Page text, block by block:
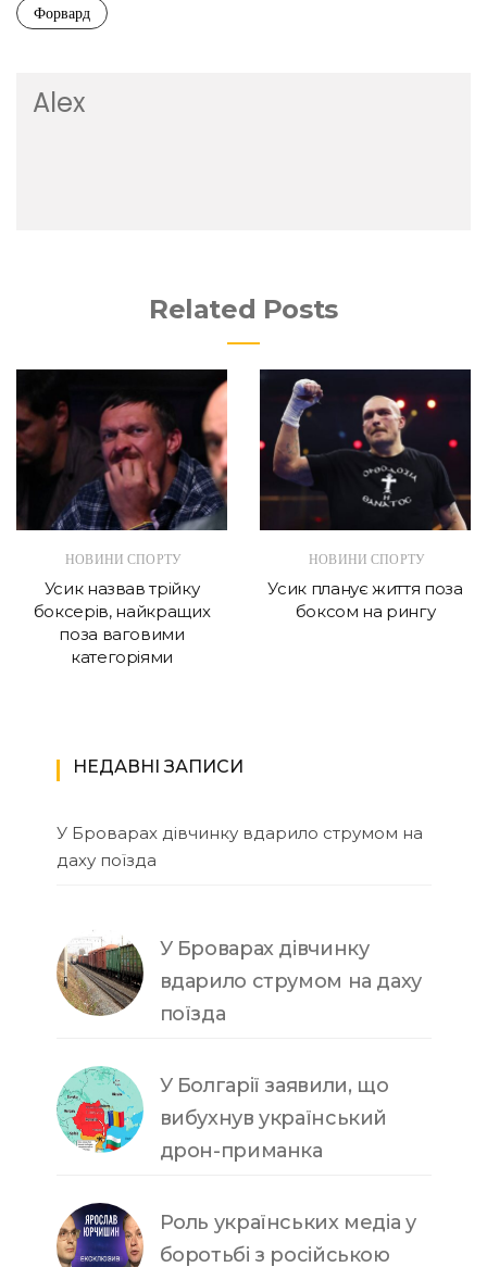
Форвард
Alex
Related Posts
НОВИНИ СПОРТУ
Усик назвав трійку
боксерів, найкращих
поза ваговими
категоріями
НОВИНИ СПОРТУ
Усик планує життя поза
боксом на рингу
НЕДАВНІ ЗАПИСИ
У Броварах дівчинку вдарило струмом на
даху поїзда
У Броварах дівчинку
вдарило струмом на даху
поїзда
У Болгарії заявили, що
вибухнув український
дрон-приманка
Роль українських медіа у
боротьбі з російською